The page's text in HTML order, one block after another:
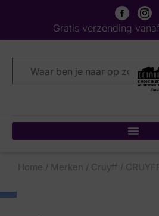
Gratis verzending
Home / Merken / Cruyff /